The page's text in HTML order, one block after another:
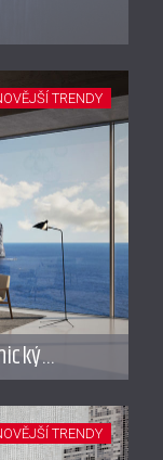
TRENDY
TRENDY